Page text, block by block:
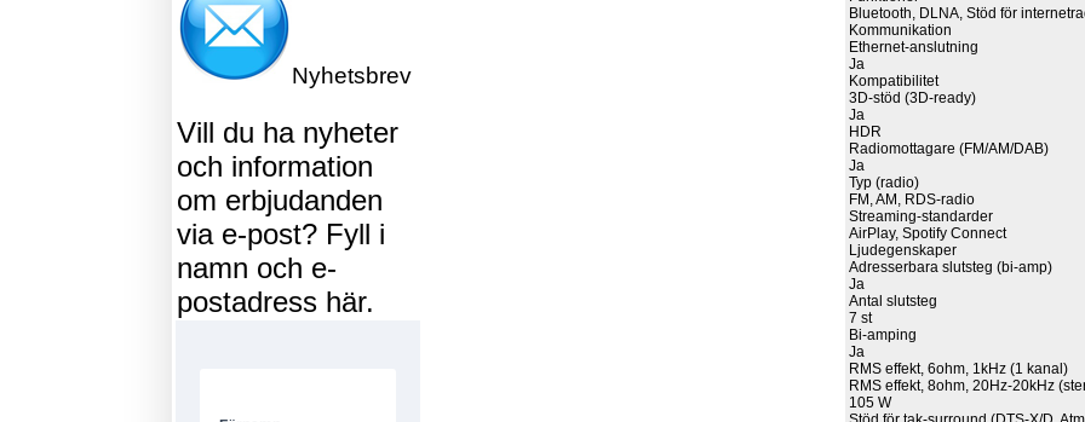
Nyhetsbrev
Vill du ha nyheter
och information
om erbjudanden
via e-post? Fyll i
namn och e-
postadress här.
Bluetooth, DLNA, Stöd för
Kommunikation
Ethernet-anslutning
Ja
Kompatibilitet
3D-stöd (3D-ready)
Ja
HDR
Radiomottagare (FM/AM/DAB)
Ja
Typ (radio)
FM, AM, RDS-radio
Streaming-standarder
AirPlay, Spotify Connect
Ljudegenskaper
Adresserbara slutsteg (bi-amp)
Ja
Antal slutsteg
7 st
Bi-amping
Ja
RMS effekt, 6ohm, 1kHz (1 kanal)
RMS effekt, 8ohm, 20Hz-20kHz
105 W